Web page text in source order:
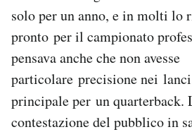
solo per un anno, e in molti lo
pronto per il campionato
pensava anche che non avesse
particolare precisione nei
principale per un quarterback.
contestazione del pubblico in